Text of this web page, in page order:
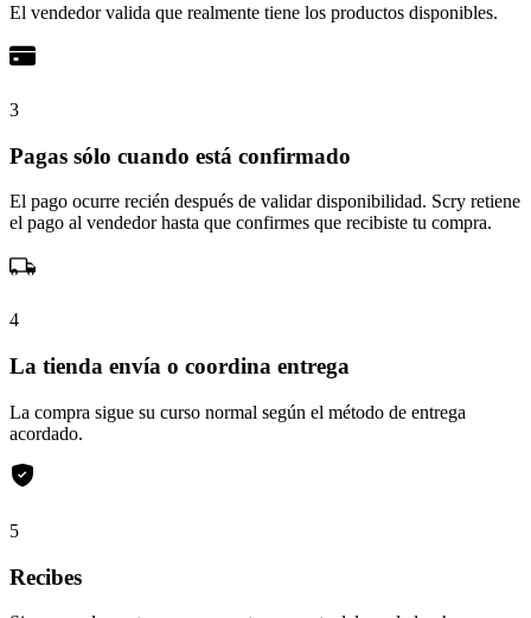
El vendedor valida que realmente tiene los productos disponibles.
3
Pagas sólo cuando está confirmado
El pago ocurre recién después de validar disponibilidad. Scry retiene
el pago al vendedor hasta que confirmes que recibiste tu compra.
4
La tienda envía o coordina entrega
La compra sigue su curso normal según el método de entrega
acordado.
5
Recibes